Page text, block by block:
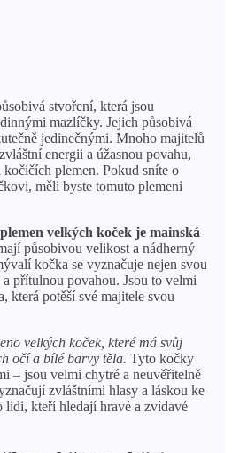
stvoření, která jsou
mazlíčky. Jejich působivá
jedinečnými. Mnoho majitelů
energii a úžasnou povahu,
plemen. Pokud sníte o
měli byste tomuto plemeni
velkých koček je mainská
působivou velikost a nádherný
kočka se vyznačuje nejen svou
přítulnou povahou. Jsou to velmi
která potěší své majitele svou
velkých koček, které má svůj
očí a bílé barvy těla. Tyto kočky
– jsou velmi chytré a neuvěřitelně
zvláštními hlasy a láskou ke
lidi, kteří hledají hravé a zvídavé